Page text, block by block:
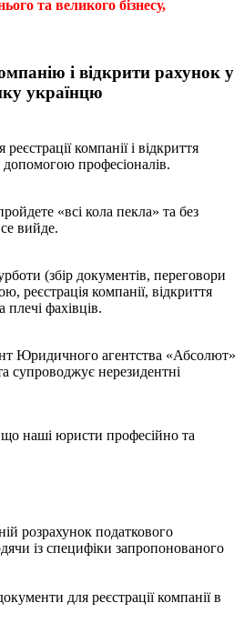
та великого бізнесу,
і відкрити рахунок у
українцю
компанії і відкриття
допомогою професіоналів.
«всі кола пекла» та без
вийде.
(збір документів, переговори
реєстрація компанії, відкриття
фахівців.
Юридичного агентства «Абсолют»
супроводжує нерезидентні
наші юристи професійно та
розрахунок податкового
із специфіки запропонованого
для реєстрації компанії в